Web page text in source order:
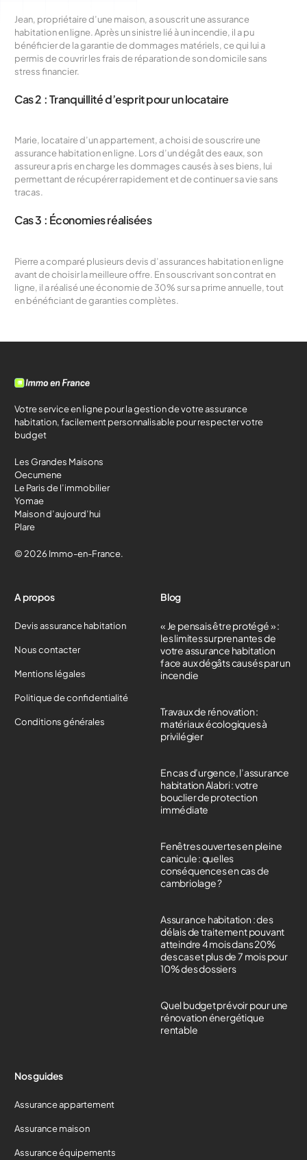
Jean, propriétaire d’une maison, a souscrit une assurance
habitation en ligne. Après un sinistre lié à un incendie, il a pu
bénéficier de la garantie de dommages matériels, ce qui lui a
permis de couvrir les frais de réparation de son domicile sans
stress financier.
Cas 2 : Tranquillité d’esprit pour un locataire
Marie, locataire d’un appartement, a choisi de souscrire une
assurance habitation en ligne. Lors d’un dégât des eaux, son
assureur a pris en charge les dommages causés à ses biens, lui
permettant de récupérer rapidement et de continuer sa vie sans
tracas.
Cas 3 : Économies réalisées
Pierre a comparé plusieurs devis d’assurances habitation en ligne
avant de choisir la meilleure offre. En souscrivant son contrat en
ligne, il a réalisé une économie de 30% sur sa prime annuelle, tout
en bénéficiant de garanties complètes.
Votre service en ligne pour la gestion de votre assurance
habitation, facilement personnalisable pour respecter votre
budget
Les Grandes Maisons
Oecumene
Le Paris de l’immobilier
Yomae
Maison d’aujourd’hui
Plare
© 2026 Immo-en-France.
A propos
Devis assurance habitation
Nous contacter
Mentions légales
Politique de confidentialité
Conditions générales
Blog
« Je pensais être protégé » :
les limites surprenantes de
votre assurance habitation
face aux dégâts causés par un
incendie
Travaux de rénovation :
matériaux écologiques à
privilégier
En cas d’urgence, l’assurance
habitation Alabri : votre
bouclier de protection
immédiate
Fenêtres ouvertes en pleine
canicule : quelles
conséquences en cas de
cambriolage ?
Assurance habitation : des
délais de traitement pouvant
atteindre 4 mois dans 20%
des cas et plus de 7 mois pour
10% des dossiers
Quel budget prévoir pour une
rénovation énergétique
rentable
Nos guides
Assurance appartement
Assurance maison
Assurance équipements